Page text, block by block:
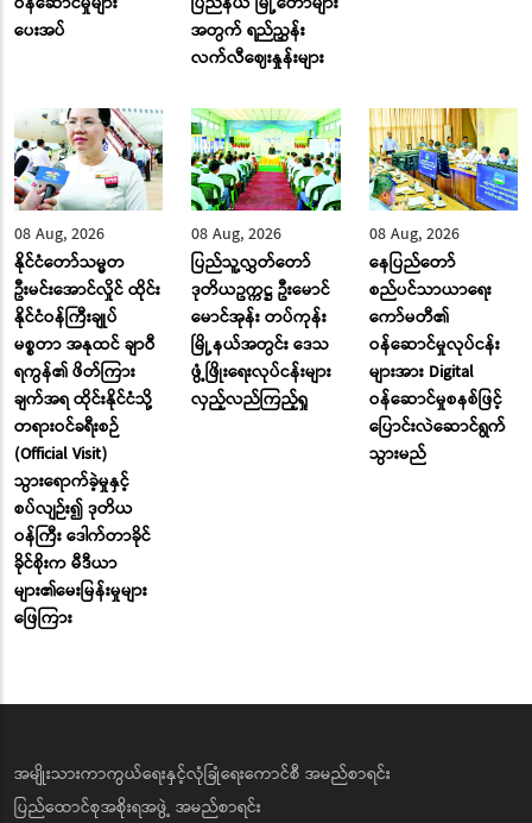
ပေးအပ်
အတွက် ရည်ညွှန်း
လက်လီဈေးနှုန်းများ
08 Aug, 2026
နိုင်ငံတော်သမ္မတ
ဦးမင်းအောင်လှိုင် ထိုင်း
နိုင်ငံဝန်ကြီးချုပ်
မစ္စတာ အနုထင် ချာဝီ
ရကွန်၏ ဖိတ်ကြား
ချက်အရ ထိုင်းနိုင်ငံသို့
တရားဝင်ခရီးစဉ်
(Official Visit)
သွားရောက်ခဲ့မှုနှင့်
စပ်လျဉ်း၍ ဒုတိယ
ဝန်ကြီး ဒေါက်တာခိုင်
ခိုင်စိုးက မီဒီယာ
များ၏မေးမြန်းမှုများ
ဖြေကြား
08 Aug, 2026
ပြည်သူ့လွှတ်တော်
ဒုတိယဥက္ကဋ္ဌ ဦးမောင်
မောင်အုန်း တပ်ကုန်း
မြို့နယ်အတွင်း ဒေသ
ဖွံ့ဖြိုးရေးလုပ်ငန်းများ
လှည့်လည်ကြည့်ရှု
08 Aug, 2026
နေပြည်တော်
စည်ပင်သာယာရေး
ကော်မတီ၏
ဝန်ဆောင်မှုလုပ်ငန်း
များအား Digital
ဝန်ဆောင်မှုစနစ်ဖြင့်
ပြောင်းလဲဆောင်ရွက်
သွားမည်
အမျိုးသားကာကွယ်ရေးနှင့်လုံခြုံရေးကောင်စီ အမည်စာရင်း
ပြည်ထောင်စုအစိုးရအဖွဲ့ အမည်စာရင်း